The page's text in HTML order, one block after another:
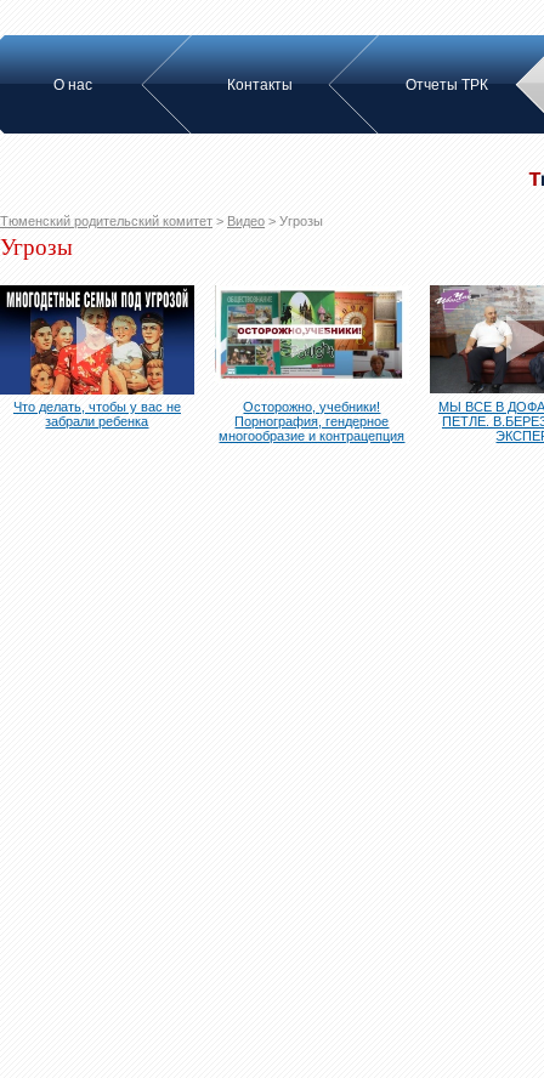
О нас Контакты Отчеты ТРК
Тюменский родительский комитет > Видео > Угрозы
Угрозы
Что делать, чтобы у вас не
забрали ребенка
Осторожно, учебники!
Порнография, гендерное
многообразие и контрацепция
МЫ ВСЕ В
ПЕТЛЕ.